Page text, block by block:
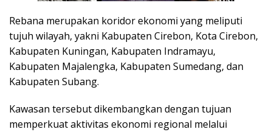
Rebana merupakan koridor ekonomi yang meliputi
tujuh wilayah, yakni Kabupaten Cirebon, Kota Cirebon,
Kabupaten Kuningan, Kabupaten Indramayu,
Kabupaten Majalengka, Kabupaten Sumedang, dan
Kabupaten Subang.
Kawasan tersebut dikembangkan dengan tujuan
memperkuat aktivitas ekonomi regional melalui